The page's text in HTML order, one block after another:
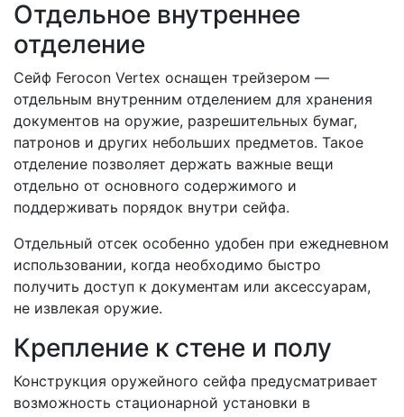
Отдельное внутреннее
отделение
Сейф Ferocon Vertex оснащен трейзером —
отдельным внутренним отделением для хранения
документов на оружие, разрешительных бумаг,
патронов и других небольших предметов. Такое
отделение позволяет держать важные вещи
отдельно от основного содержимого и
поддерживать порядок внутри сейфа.
Отдельный отсек особенно удобен при ежедневном
использовании, когда необходимо быстро
получить доступ к документам или аксессуарам,
не извлекая оружие.
Крепление к стене и полу
Конструкция оружейного сейфа предусматривает
возможность стационарной установки в